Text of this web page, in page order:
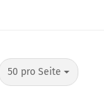
50 pro Seite
pro Seite